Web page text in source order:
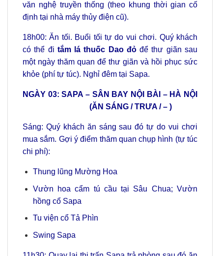
văn nghệ truyền thống (theo khung thời gian cố
định tại nhà máy thủy điện cũ).
18h00: Ăn tối. Buổi tối tự do vui chơi. Quý khách
có thể đi tắm lá thuốc Dao đỏđể thư giãn sau
một ngày thăm quan để thư giãn và hồi phục sức
khỏe (phí tự túc). Nghỉ đêm tại Sapa.
NGÀY 03: SAPA – SÂN BAY NỘI BÀI – HÀ NỘI
(ĂN SÁNG / TRƯA / – )
Sáng: Quý khách ăn sáng sau đó tự do vui chơi
mua sắm. Gợi ý điểm thăm quan chụp hình (tự túc
chi phí):
Thung lũng Mường Hoa
Vườn hoa cẩm tú cầu tại Sâu Chua; Vườn
hồng cổ Sapa
Tu viện cổ Tả Phìn
Swing Sapa